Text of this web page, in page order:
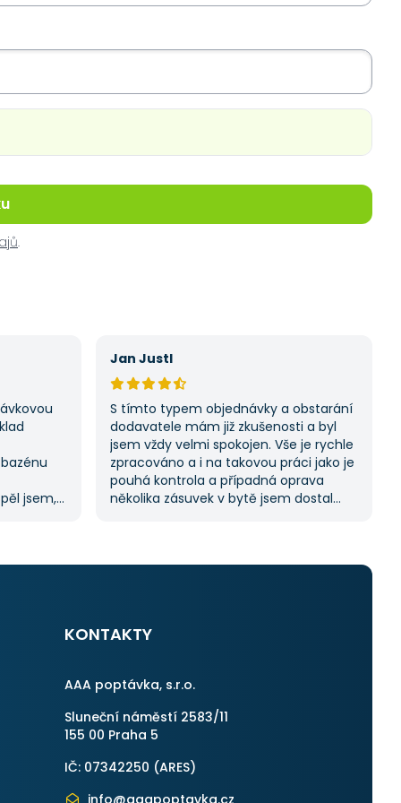
.
jsem,
byl velmi
Jan Justl
S tímto typem objednávky a obstarání
dodavatele mám již zkušenosti a byl
jsem vždy velmi spokojen. Vše je rychle
zpracováno a i na takovou práci jako je
pouhá kontrola a případná oprava
několika zásuvek v bytě jsem dostal
potřebovat, jistě se obrátím na stejnou
KONTAKTY
AAA poptávka, s.r.o.
Sluneční náměstí 2583/11
155 00 Praha 5
IČ: 07342250 (ARES)
info@aaapoptavka.cz